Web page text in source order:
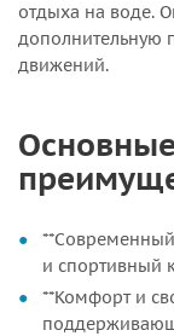
отдыха на воде.
дополнительную
движений.
и спортивный
**Комфорт и